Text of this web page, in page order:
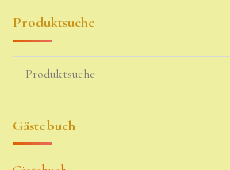
Produktsuche
Gästebuch